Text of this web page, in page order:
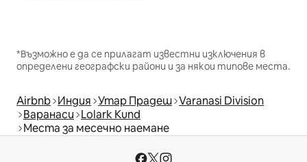
*Възможно е да се прилагат известни изключения в
определени географски райони и за някои типове места.
Airbnb Индия Утар Прадеш Varanasi Division
Варанаси Lolark Kund
Места за месечно наемане